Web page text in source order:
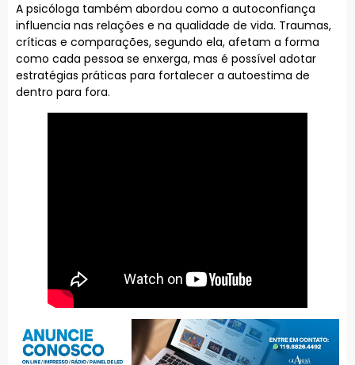
A psicóloga também abordou como a autoconfiança
influencia nas relações e na qualidade de vida. Traumas,
críticas e comparações, segundo ela, afetam a forma
como cada pessoa se enxerga, mas é possível adotar
estratégias práticas para fortalecer a autoestima de
dentro para fora.